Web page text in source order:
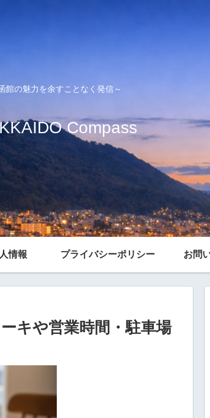
館の魅力を余すことなく発信～
Compass
情報 プライバシーポリシー お問
キや営業時間・駐車場